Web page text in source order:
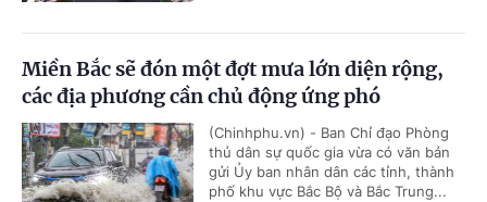
Miền Bắc sẽ đón một đợt mưa lớn diện rộng,
các địa phương cần chủ động ứng phó
(Chinhphu.vn) - Ban Chỉ đạo Phòng
thủ dân sự quốc gia vừa có văn bản
gửi Ủy ban nhân dân các tỉnh, thành
phố khu vực Bắc Bộ và Bắc Trung...